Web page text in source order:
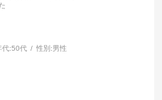
代:50代 性別:男性